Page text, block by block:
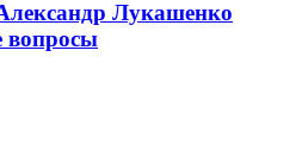
Лукашенко
вопросы